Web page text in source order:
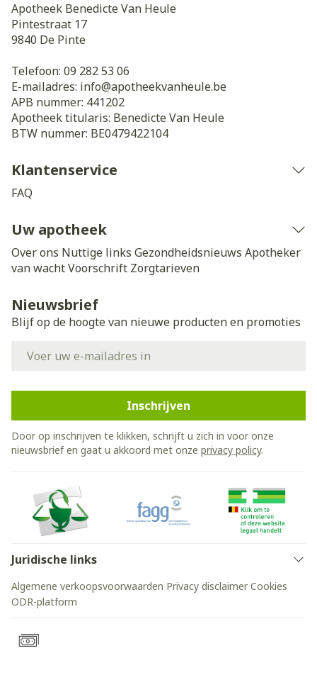
Apotheek Benedicte Van Heule
Pintestraat 17
9840 De Pinte
Telefoon: 09 282 53 06
E-mailadres: info@apotheekvanheule.be
APB nummer: 441202
Apotheek titularis: Benedicte Van Heule
BTW nummer: BE0479422104
Klantenservice
FAQ
Uw apotheek
Over ons Nuttige links Gezondheidsnieuws Apotheker
van wachtVoorschrift Zorgtarieven
Nieuwsbrief
Blijf op de hoogte van nieuwe producten en promoties
Inschrijven
Door op inschrijven te klikken, schrijft u zich in voor onze
nieuwsbrief en gaat u akkoord met onze privacy policy.
Juridische links
Algemene verkoopsvoorwaarden Privacy disclaimer Cookies
ODR-platform